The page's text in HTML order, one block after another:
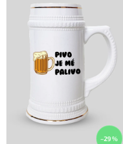
–29 %